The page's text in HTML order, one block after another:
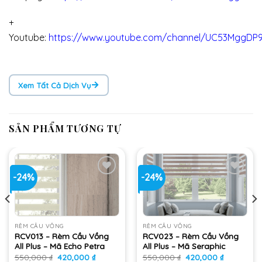
+
Youtube: https://www.youtube.com/channel/
Xem Tất Cả Dịch Vụ
SẢN PHẨM TƯƠNG TỰ
-24%
Add
RÈM CẦU VỒNG
RCV013 – Rèm Cầu Vồng
All Plus – Mã Echo Petra
550,000₫ Giá
420,000 ₫Giá
-24%
wishlist
RÈM CẦU VỒNG
RCV023 – Rèm Cầu Vồng
All Plus – Mã Seraphic
550,000₫ Giá
420,000 ₫Giá